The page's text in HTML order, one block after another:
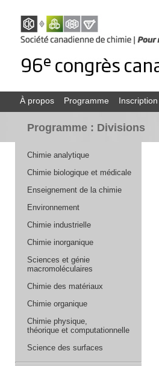
À propos Programme Inscription
Programme : Divisions
Chimie analytique
Chimie biologique et médicale
Enseignement de la chimie
Environnement
Chimie industrielle
Chimie inorganique
Sciences et génie
macromoléculaires
Chimie des matériaux
Chimie organique
Chimie physique,
théorique et computationnelle
Science des surfaces